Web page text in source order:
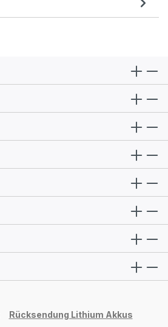
Rücksendung Lithium Akkus